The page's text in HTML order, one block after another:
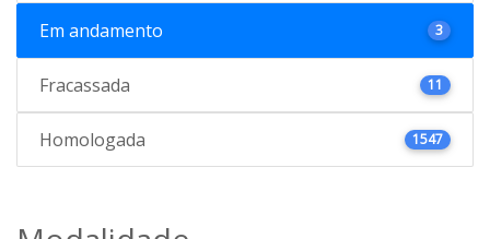
Em andamento 3
Fracassada 11
Homologada 1547